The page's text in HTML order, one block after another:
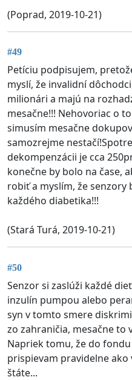
(Poprad, 2019-10-21)
#49
Petíciu podpisujem,
myslí, že invalidní
milionári a majú na
mesačne!!! Nehovoriac o
simusím mesačne
samozrejme
dekompenzácii je cca
konečne by bolo na čase,
robiť a myslím, že
každého diabetika!!!
(Stará Turá, 2019-10-21)
#50
Senzor si zaslúži každé
inzulín pumpou alebo
syn v tomto smere
zo zahraničia, mesačne to
Napriek tomu, že do
prispievam pravidelne
štáte...